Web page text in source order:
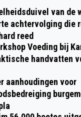
EN
IN
van de
achtervolging die
reed
Voeding bij
handvatten
aanhoudingen voor